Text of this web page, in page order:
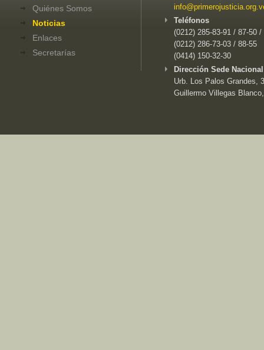
Quiénes Somos
Noticias
Enlaces
Secretarías
Teléfonos
(0212) 285-83-91 / 87-50 /
(0212) 286-73-03 / 88-55
(0414) 150-32-30
Dirección Sede
Urb. Los Palos Grandes,
Guillermo Villegas